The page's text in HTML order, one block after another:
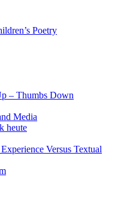
Poetry
– Thumbs Down
Media
heute
Versus Textual